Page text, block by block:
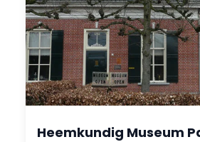
Heemkundig Museum